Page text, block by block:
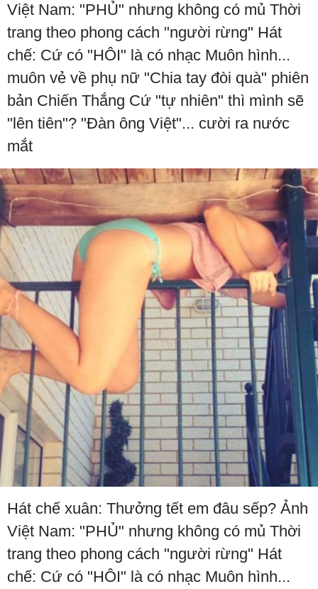
Việt Nam: "PHỦ" nhưng không có mủ Thời
trang theo phong cách "người rừng" Hát
chế: Cứ có "HÔI" là có nhạc Muôn hình...
muôn vẻ về phụ nữ "Chia tay đòi quà" phiên
bản Chiến Thắng Cứ "tự nhiên" thì mình sẽ
"lên tiên"? "Đàn ông Việt"... cười ra nước
mắt
Hát chế xuân: Thưởng tết em đâu sếp? Ảnh
Việt Nam: "PHỦ" nhưng không có mủ Thời
trang theo phong cách "người rừng" Hát
chế: Cứ có "HÔI" là có nhạc Muôn hình...